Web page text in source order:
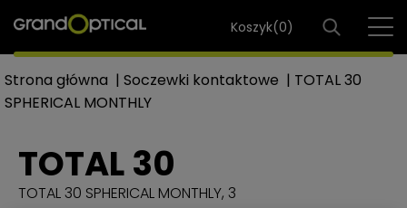
Koszyk(0)
Strona główna | Soczewki kontaktowe | TOTAL 30
SPHERICAL MONTHLY
TOTAL 30
TOTAL 30 SPHERICAL MONTHLY, 3